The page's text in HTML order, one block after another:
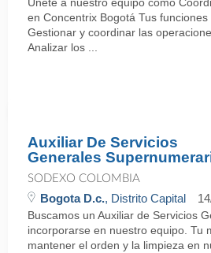
en Concentrix Bogotá Tus
Gestionar y coordinar las
Analizar los ...
Auxiliar De Servicios
Generales
SODEXO COLOMBIA
Bogota D.c., Distrito Capital
Buscamos un Auxiliar de Servicios
incorporarse en nuestro equipo. Tu
mantener el orden y la limpieza en